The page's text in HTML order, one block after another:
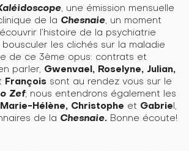
, une émission mensuelle
de la Chesnaie, un moment
l’histoire de la psychiatrie
les clichés sur la maladie
de ce 3ème opus: contrats et
parler, Gwenvael, Roselyne, Julian,
François sont au rendez vous sur le
Zef; nous entendrons également les
Marie-Hélène, Christophe et Gabriel,
de la Chesnaie. Bonne écoute!